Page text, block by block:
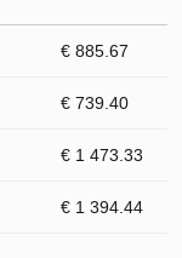
€ 885.67
€ 739.40
€ 1 473.33
€ 1 394.44